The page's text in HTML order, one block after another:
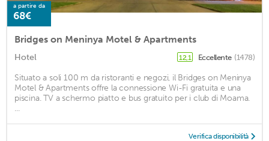
a partire da
68€
Bridges on Meninya Motel & Apartments
Hotel 12,1 Eccellente (1478)
Situato a soli 100 m da ristoranti e negozi, il Bridges on Meninya
Motel & Apartments offre la connessione Wi-Fi gratuita e una
piscina. TV a schermo piatto e bus gratuito per i club di Moama.
...
Verifica disponibilità